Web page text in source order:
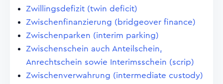
Zwillingsdefizit (twin deficit)
Zwischenfinanzierung (bridgeover finance)
Zwischenparken (interim parking)
Zwischenschein auch Anteilschein,
Anrechtschein sowie Interimsschein (scrip)
Zwischenverwahrung (intermediate custody)